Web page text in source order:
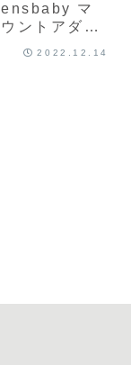
ensbaby マ
ウントアダプ
2022.12.14